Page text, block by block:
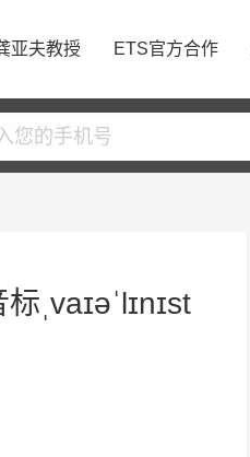
亚夫教授 ETS官方合作
ˌvaɪəˈlɪnɪst